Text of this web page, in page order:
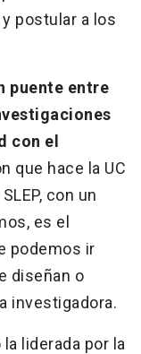
postular a los
puente entre
con el
que hace la UC
con un
es el
podemos ir
diseñan o
investigadora.
liderada por la